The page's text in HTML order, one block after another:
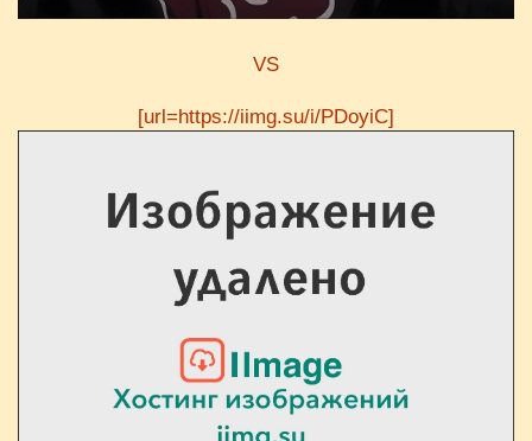
VS
[url=https://iimg.su/i/PDoyiC]